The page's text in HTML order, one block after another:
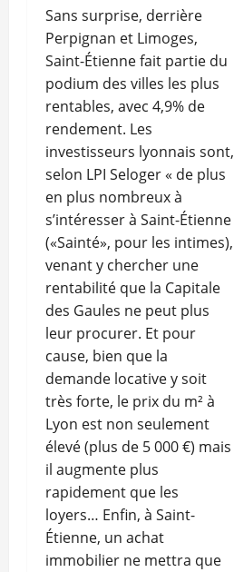
Sans surprise, derrière
Perpignan et Limoges,
Saint-Étienne fait partie du
podium des villes les plus
rentables, avec 4,9% de
rendement. Les
investisseurs lyonnais sont,
selon LPI Seloger « de plus
en plus nombreux à
s’intéresser à Saint-Étienne
(«Sainté», pour les intimes),
venant y chercher une
rentabilité que la Capitale
des Gaules ne peut plus
leur procurer. Et pour
cause, bien que la
demande locative y soit
très forte, le prix du m² à
Lyon est non seulement
élevé (plus de 5 000 €) mais
il augmente plus
rapidement que les
loyers… Enfin, à Saint-
Étienne, un achat
immobilier ne mettra que